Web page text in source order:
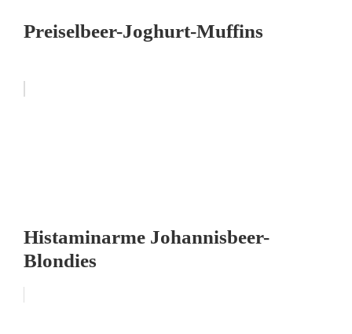
Preiselbeer-Joghurt-Muffins
Histaminarme Johannisbeer-
Blondies